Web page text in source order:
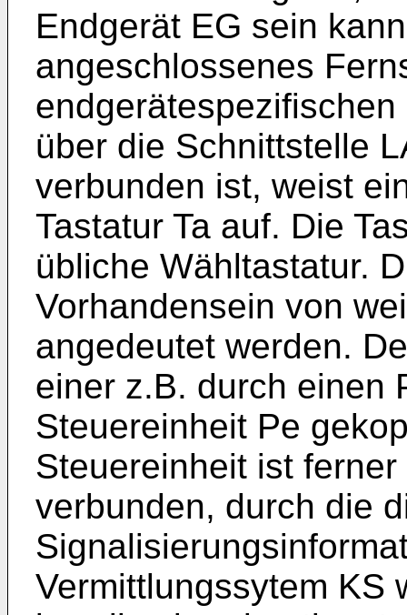
Endgerät EG sein
angeschlossenes
über die Schnittstelle
verbunden ist, weist
Tastatur Ta auf. Die
übliche Wähltastatur.
Vorhandensein von
angedeutet werden.
einer z.B. durch einen
Steuereinheit Pe
Steuereinheit ist
verbunden, durch die
Vermittlungssytem KS